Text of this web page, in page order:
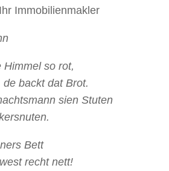
Immobilienmakler
so rot,
backt dat Brot.
sien Stuten
Bett
recht nett!